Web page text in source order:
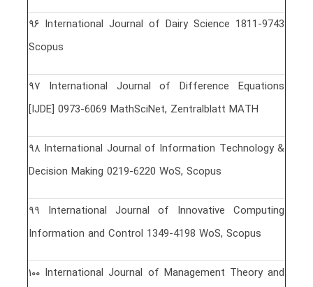
٩۶ International Journal of Dairy Science 1811-9743
Scopus
٩٧ International Journal of Difference Equations
[IJDE] 0973-6069 MathSciNet, Zentralblatt MATH
٩٨ International Journal of Information Technology &
Decision Making 0219-6220 WoS, Scopus
٩٩ International Journal of Innovative Computing
Information and Control 1349-4198 WoS, Scopus
١٠٠ International Journal of Management Theory and